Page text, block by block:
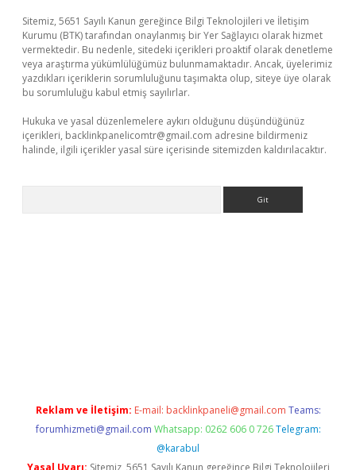
Sitemiz, 5651 Sayılı Kanun gereğince Bilgi Teknolojileri ve İletişim
Kurumu (BTK) tarafından onaylanmış bir Yer Sağlayıcı olarak hizmet
vermektedir. Bu nedenle, sitedeki içerikleri proaktif olarak denetleme
veya araştırma yükümlülüğümüz bulunmamaktadır. Ancak, üyelerimiz
yazdıkları içeriklerin sorumluluğunu taşımakta olup, siteye üye olarak
bu sorumluluğu kabul etmiş sayılırlar.
Hukuka ve yasal düzenlemelere aykırı olduğunu düşündüğünüz
içerikleri, backlinkpanelicomtr@gmail.com adresine bildirmeniz
halinde, ilgili içerikler yasal süre içerisinde sitemizden kaldırılacaktır.
Reklam ve İletişim: E-mail: backlinkpaneli@gmail.com Teams:
forumhizmeti@gmail.com Whatsapp: 0262 606 0 726 Telegram:
@karabul
Yasal Uyarı: Sitemiz, 5651 Sayılı Kanun gereğince Bilgi Teknolojileri